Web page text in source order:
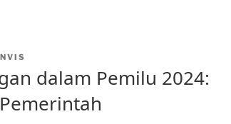
dalam Pemilu 2024: